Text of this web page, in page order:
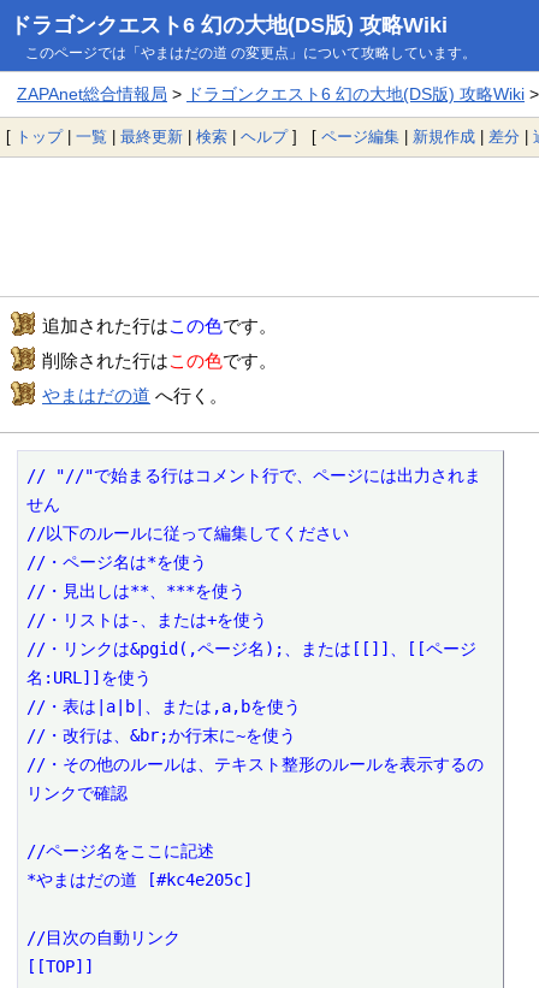
ドラゴンクエスト6 幻の大地(DS版) 攻略Wiki
このページでは「やまはだの道 の変更点」について攻略しています。
ZAPAnet総合情報局 > ドラゴンクエスト6 幻の大地(DS版) 攻略Wiki>
[ トップ| 一覧 | 最終更新 | 検索 | ヘルプ] [ ページ編集 | 新規作成 | 差分 |
追加された行はこの色です。
削除された行はこの色です。
やまはだの道 へ行く。
// "//"で始まる行はコメント行で、ページには出力されま
せん
//以下のルールに従って編集してください
//・ページ名は*を使う
//・見出しは**、***を使う
//・リストは-、または+を使う
//・リンクは&pgid(,ページ名);、または[[]]、[[ページ
名:URL]]を使う
//・表は|a|b|、または,a,bを使う
//・改行は、&br;か行末に~を使う
//・その他のルールは、テキスト整形のルールを表示するの
リンクで確認
//ページ名をここに記述
*やまはだの道 [#kc4e205c]
//目次の自動リンク
[[TOP]]